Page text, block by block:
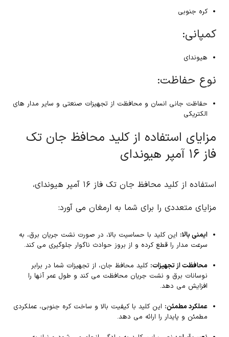
کره جنوبی
کمپانی:
هیوندای
نوع حفاظت:
حفاظت جانی انسان و محافظت از تجهیزات صنعتی و سایر مدار های
الکتریکی
مزایای استفاده از کلید محافظ جان تک
فاز ۱۶ آمپر هیوندای
استفاده از کلید محافظ جان تک فاز ۱۶ آمپر هیوندای،
مزایای متعددی را برای شما به ارمغان می آورد:
ایمنی بالا: این کلید با حساسیت بالا، در صورت نشت جریان برق، به
سرعت مدار را قطع کرده و از بروز حوادث ناگوار جلوگیری می کند.
محافظت از تجهیزات: کلید محافظ جان، از تجهیزات شما در برابر
نوسانات برق و نشت جریان محافظت می کند و طول عمر آنها را
افزایش می دهد.
عملکرد مطمئن: این کلید با کیفیت بالا و ساخت کره جنوبی، عملکردی
مطمئن و پایدار را ارائه می دهد.